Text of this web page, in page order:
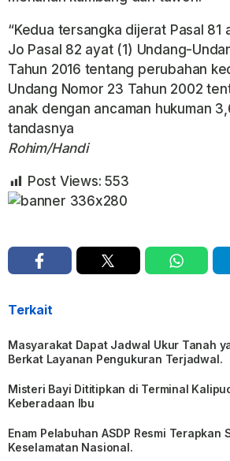
“Kedua tersangka dijerat Pasal 81
Jo Pasal 82 ayat (1) Undang-
Tahun 2016 tentang perubahan
Undang Nomor 23 Tahun 2002
anak dengan ancaman hukuman
tandasnya
Rohim/Handi
Post Views: 553
Terkait
Masyarakat Dapat Jadwal Ukur Tanah
Berkat Layanan Pengukuran Terjadwal.
Misteri Bayi Dititipkan di Terminal
Keberadaan Ibu
Enam Pelabuhan ASDP Resmi Terapkan
Keselamatan Nasional.